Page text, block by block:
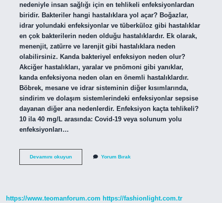
nedeniyle insan sağlığı için en tehlikeli enfeksiyonlardan
biridir. Bakteriler hangi hastalıklara yol açar? Boğazlar,
idrar yolundaki enfeksiyonlar ve tüberküloz gibi hastalıklar
en çok bakterilerin neden olduğu hastalıklardır. Ek olarak,
menenjit, zatürre ve larenjit gibi hastalıklara neden
olabilirsiniz. Kanda bakteriyel enfeksiyon neden olur?
Akciğer hastalıkları, yaralar ve pnömoni gibi yanıklar,
kanda enfeksiyona neden olan en önemli hastalıklardır.
Böbrek, mesane ve idrar sisteminin diğer kısımlarında,
sindirim ve dolaşım sistemlerindeki enfeksiyonlar sepsise
dayanan diğer ana nedenlerdir. Enfeksiyon kaçta tehlikeli?
10 ila 40 mg/L arasında: Covid-19 veya solunum yolu
enfeksiyonları…
Devamını okuyunBakteriyel
Yorum Bırak
https://www.teomanforum.com https://fashionlight.com.tr